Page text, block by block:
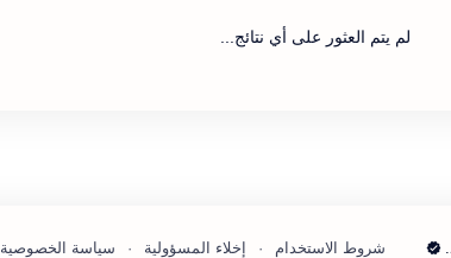
لم يتم العثور على أي نتائج...
شروط الاستخدام إخلاء المسؤولية سياسة الخصوصية